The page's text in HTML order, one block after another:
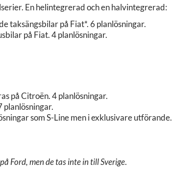
En helintegrerad och en halvintegrerad:
taksängsbilar på Fiat*. 6 planlösningar.
på Fiat. 4 planlösningar.
på Citroën. 4 planlösningar.
planlösningar.
som S-Line men i exklusivare utförande.
Ford, men de tas inte in till Sverige.